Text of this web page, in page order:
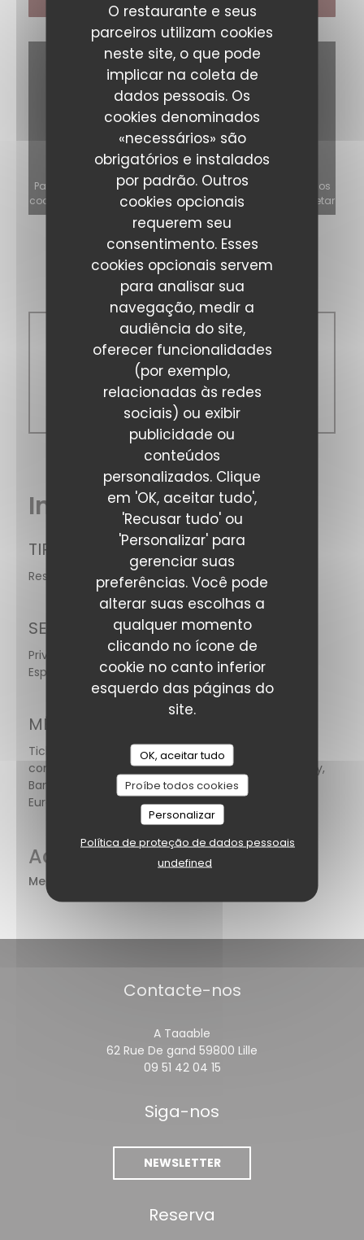
O restaurante e seus
parceiros utilizam cookies
neste site, o que pode
implicar na coleta de
dados pessoais. Os
cookies denominados
«necessários» são
obrigatórios e instalados
por padrão. Outros
cookies opcionais
requerem seu
consentimento. Esses
cookies opcionais servem
para analisar sua
navegação, medir a
audiência do site,
oferecer funcionalidades
(por exemplo,
relacionadas às redes
sociais) ou exibir
publicidade ou
conteúdos
personalizados. Clique
em 'OK, aceitar tudo',
'Recusar tudo' ou
'Personalizar' para
gerenciar suas
preferências. Você pode
alterar suas escolhas a
qualquer momento
clicando no ícone de
cookie no canto inferior
esquerdo das páginas do
site.
OK, aceitar tudo
Proíbe todos cookies
Personalizar
Política de proteção de dados pessoais
undefined
Para exibir o mapa interativo do Waze, você deve aceitar os
cookies do Waze Map (Google). Esses cookies podem coletar
dados de navegação e localização.
Horário de abertura
Seg-Dom
Fechado
Informações gerais
TIPO DE EMPRESA
Restaurante Tradicional
SERVIÇOS
Privatização,
Esplanada
MÉTODOS DE PAGAMENTO
Ticket restaurante digital, Amex, Pagamento sem
contato, American Express, Sem contato, Apple Pay,
Bancontact / Mister Cash, Maestro, Visa,
Eurocard/Mastercard, Dinheiro, Cartão Azul
Acesso
Metro
Contacte-nos
A Taaable
62 Rue De gand 59800 Lille
09 51 42 04 15
Siga-nos
NEWSLETTER
Reserva
A Taaable